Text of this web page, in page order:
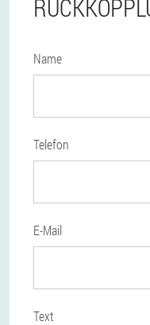
Name
Telefon
E-Mail
Text